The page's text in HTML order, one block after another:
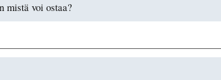
mistä voi ostaa?